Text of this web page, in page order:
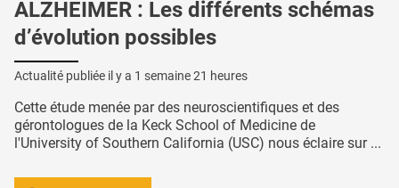
ALZHEIMER : Les différents schémas
d’évolution possibles
Actualité publiée il y a 1 semaine 21 heures
Cette étude menée par des neuroscientifiques et des
gérontologues de la Keck School of Medicine de
l'University of Southern California (USC) nous éclaire sur ...